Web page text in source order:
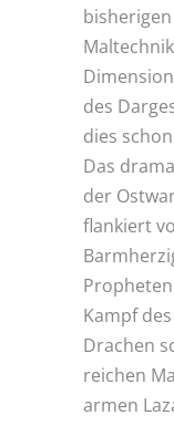
des
dies
Das
der
flankiert
Kampf
Drachen
reichen
armen